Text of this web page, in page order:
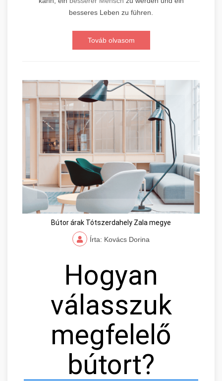
besseres Leben zu führen.
Továb olvasom
Bútor árak Tótszerdahely Zala megye
Írta: Kovács Dorina
Hogyan
válasszuk
megfelelő
bútort?